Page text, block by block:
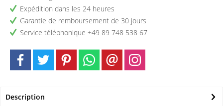
Expédition dans les 24 heures
Garantie de remboursement de 30 jours
Service téléphonique +49 89 748 538 67
Description